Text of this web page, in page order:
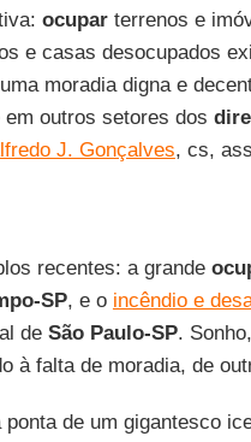
ocuparterrenos e
e casas desocupados
moradia digna e
outros setores dos
J. Gonçalves, cs,
recentes: a grande
SP, e o incêndio e
de São Paulo-SP.
à falta de moradia, de
de um gigantesco